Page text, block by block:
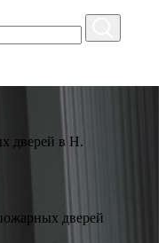
дверей в Н.
дверей